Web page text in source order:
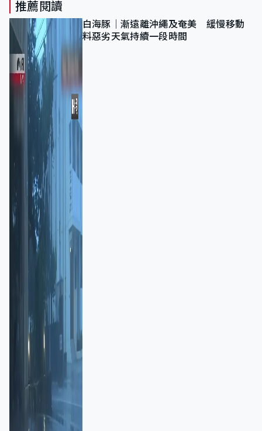
推薦閱讀
白海豚｜漸遠離沖繩及奄美 緩慢移動
料惡劣天氣持續一段時間